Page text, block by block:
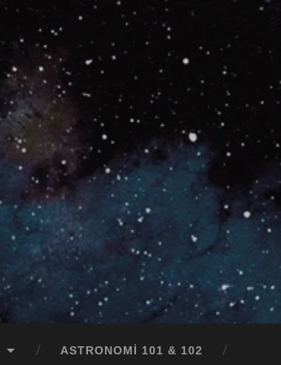
ASTRONOMI 101 & 102